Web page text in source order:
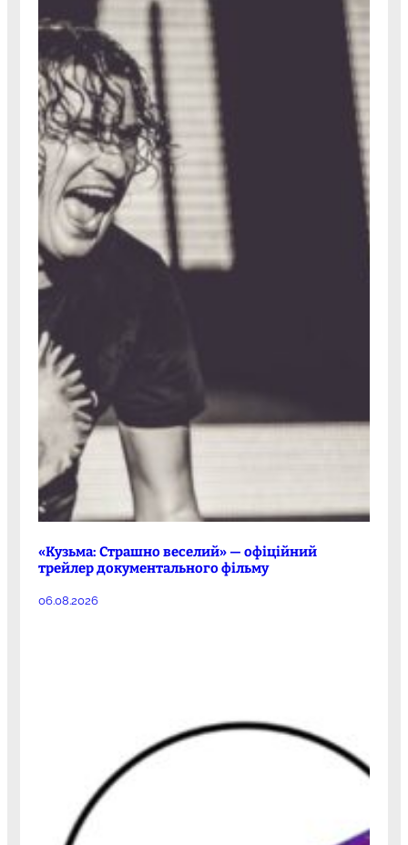
«Кузьма: Страшно веселий» — офіційний
трейлер документального фільму
06.08.2026